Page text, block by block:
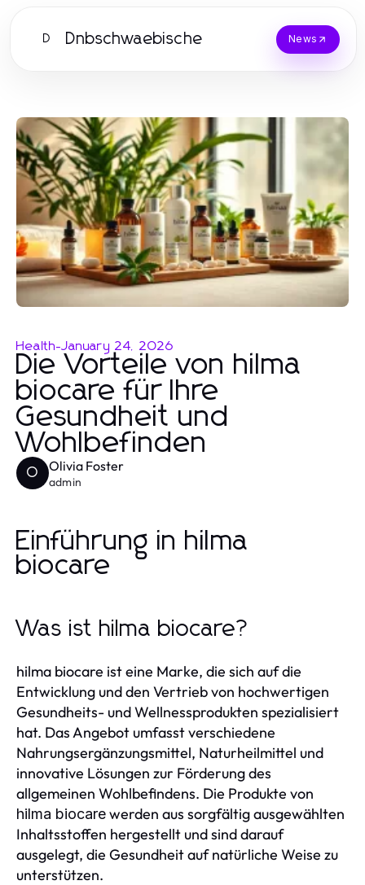
D Dnbschwaebische News
Health-January 24, 2026
Die Vorteile von hilma
biocare für Ihre
Gesundheit und
Wohlbefinden
O Olivia Foster
admin
Einführung in hilma
biocare
Was ist hilma biocare?
hilma biocare ist eine Marke, die sich auf die
Entwicklung und den Vertrieb von hochwertigen
Gesundheits- und Wellnessprodukten spezialisiert
hat. Das Angebot umfasst verschiedene
Nahrungsergänzungsmittel, Naturheilmittel und
innovative Lösungen zur Förderung des
allgemeinen Wohlbefindens. Die Produkte von
hilma biocarewerden aus sorgfältig ausgewählten
Inhaltsstoffen hergestellt und sind darauf
ausgelegt, die Gesundheit auf natürliche Weise zu
unterstützen.